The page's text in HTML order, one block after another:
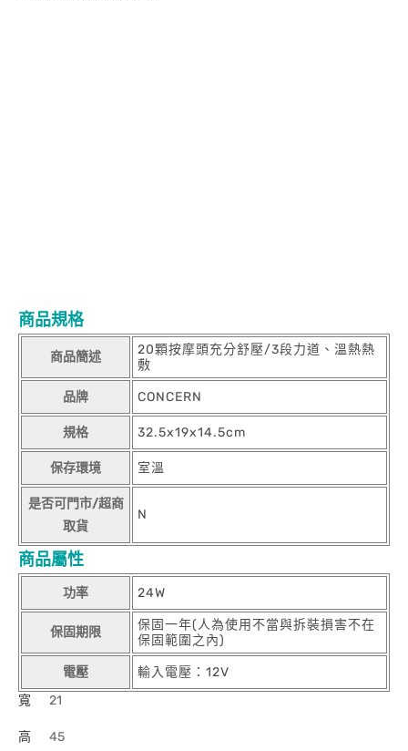
商品規格
商品簡述
20顆按摩頭充分舒壓/3段力道、溫熱熱
敷
品牌 CONCERN
規格 32.5x19x14.5cm
保存環境 室溫
是否可門市/超商
取貨
N
商品屬性
功率 24W
保固期限
保固一年(人為使用不當與拆裝損害不在
保固範圍之內)
電壓
輸入電壓：12V
寬
21
高 45